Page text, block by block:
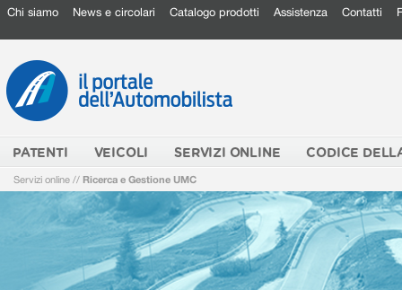
Chi siamo News e circolari Catalogo prodotti Assistenza Contatti
PATENTI VEICOLI SERVIZI ONLINE CODICE
Servizi online // Ricerca e Gestione UMC